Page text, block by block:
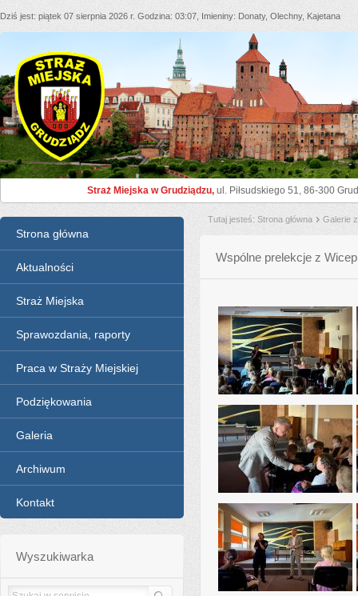
Dziś jest piątek 07 sierpnia 2026 r. Godzina 03:07 Imieniny Donaty, Olechny, Kajetana
Straż Miejska Grudziądz
Straż Miejska w Grudziądzu, ul. Piłsudskiego 51, 86-300
Tutaj jesteś Strona główna Galerie
Menu
Strona główna
Aktualności
Straż Miejska
Sprawozdania, raporty
Praca w Straży Miejskiej
Podziękowania
Galeria
Archiwum
Kontakt
Wyszukiwarka
Wspólne prelekcje z